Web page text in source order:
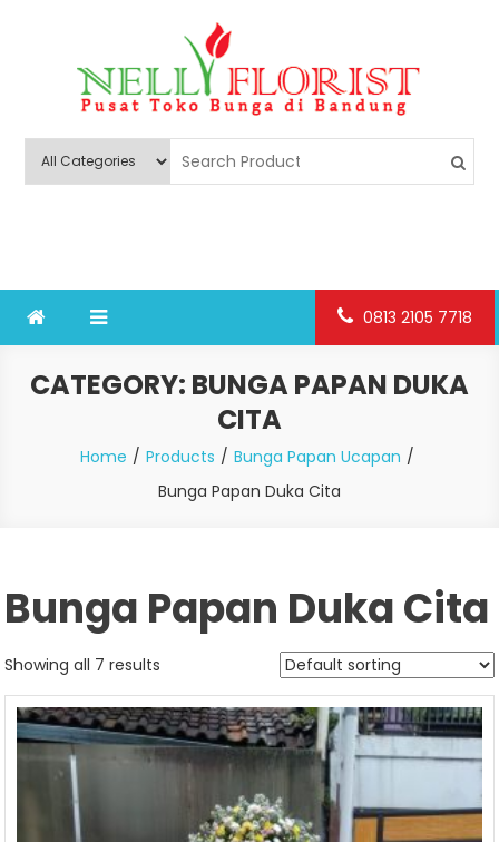
Nelly Florist Bandung
0813 2105 7718
CATEGORY: BUNGA PAPAN DUKA
CITA
Home Products
Bunga Papan Ucapan
Bunga Papan Duka Cita
Bunga Papan Duka Cita
Showing all 7 results